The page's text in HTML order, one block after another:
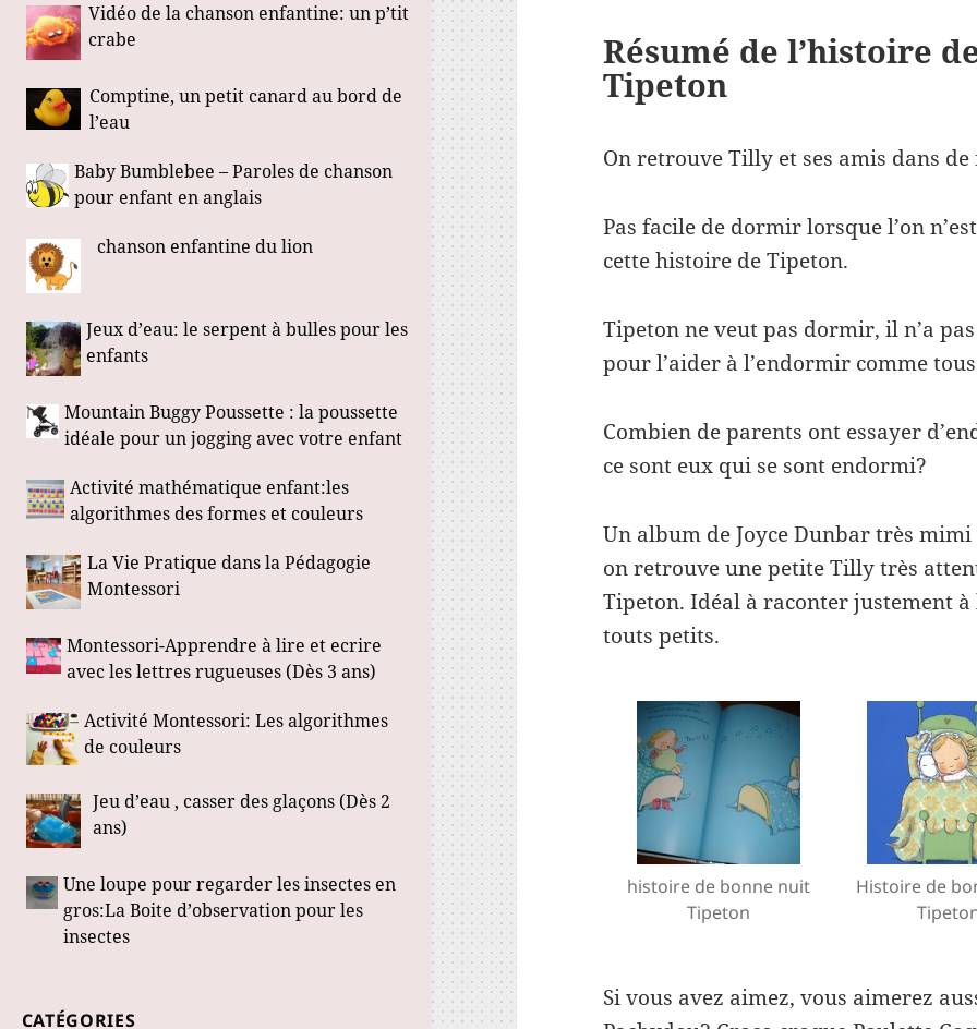
Vidéo de la chanson enfantine: un p’tit
crabe
Comptine, un petit canard au bord de
l’eau
Baby Bumblebee – Paroles de chanson
pour enfant en anglais
chanson enfantine du lion
Jeux d’eau: le serpent à bulles pour les
enfants
Mountain Buggy Poussette : la poussette
idéale pour un jogging avec votre enfant
Activité mathématique enfant:les
algorithmes des formes et couleurs
La Vie Pratique dans la Pédagogie
Montessori
Montessori-Apprendre à lire et ecrire
avec les lettres rugueuses (Dès 3 ans)
Activité Montessori: Les algorithmes
de couleurs
Jeu d’eau , casser des glaçons (Dès 2
ans)
Une loupe pour regarder les insectes en
gros:La Boite d’observation pour les
insectes
CATÉGORIES
Résumé de l’histoire
Tipeton
On retrouve Tilly et ses amis dans
Pas facile de dormir lorsque l’on
cette histoire de Tipeton.
Tipeton ne veut pas dormir, il n’a
pour l’aider à l’endormir comme
Combien de parents ont essayer
ce sont eux qui se sont endormi?
Un album de Joyce Dunbar très
on retrouve une petite Tilly très
Tipeton. Idéal à raconter justement à
touts petits.
histoire de bonne nuit
Tipeton
Histoire de
Si vous avez aimez, vous aimerez